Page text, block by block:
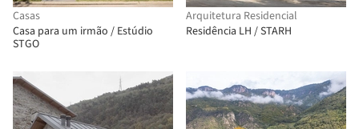
Casas
Casa para um irmão / Estúdio
STGO
Arquitetura Residencial
Residência LH / STARH